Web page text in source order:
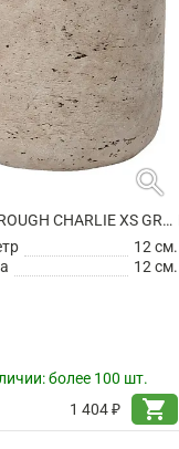
search
КАШПО ROUGH CHARLIE XS GREY WASHED
12 см.
12 см.
более 100 шт.
1 404 ₽
shopping_cart